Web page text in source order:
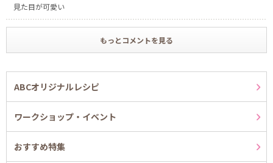
見た目が可愛い
もっとコメントを見る
ABCオリジナルレシピ
ワークショップ・イベント
おすすめ特集